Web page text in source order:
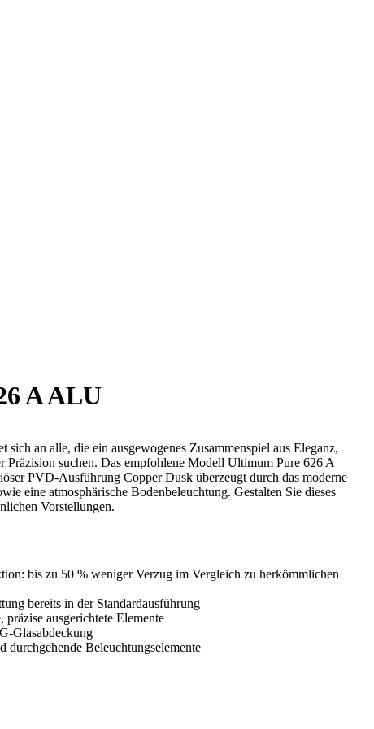
A ALU
an alle, die ein ausgewogenes Zusammenspiel aus Eleganz,
Präzision suchen. Das empfohlene Modell Ultimum Pure 626 A
PVD-Ausführung Copper Dusk überzeugt durch das moderne
eine atmosphärische Bodenbeleuchtung. Gestalten Sie dieses
Vorstellungen.
bis zu 50 % weniger Verzug im Vergleich zu herkömmlichen
bereits in der Standardausführung
ausgerichtete Elemente
Glasabdeckung
durchgehende Beleuchtungselemente